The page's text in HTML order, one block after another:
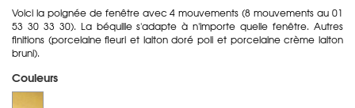
Voici la poignée de fenêtre avec 4 mouvements (8 mouvements au 01
53 30 33 30). La béquille s'adapte à n'importe quelle fenêtre. Autres
finitions (porcelaine fleuri et laiton doré poli et porcelaine crème laiton
bruni).
Couleurs